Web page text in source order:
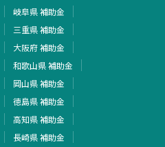
岐阜県 補助金
三重県 補助金
大阪府 補助金
和歌山県 補助金
岡山県 補助金
徳島県 補助金
高知県 補助金
長崎県 補助金